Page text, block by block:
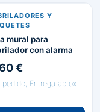
Y
mural para
con alarma
€
pedido, Entrega aprox.